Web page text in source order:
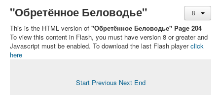
"Обретённое Беловодье"
This is the HTML version of "Обретённое Беловодье" Page 204
To view this content in Flash, you must have version 8 or greater and
Javascript must be enabled. To download the last Flash playerclick
here
Start Previous Next End